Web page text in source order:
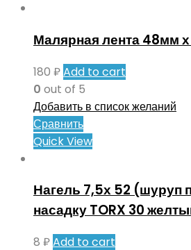
Малярная лента 48мм
180 ₽Add to cart
0 out of 5
Добавить в список желаний
Сравнить
Quick View
Нагель 7,5х 52 (шуруп
насадку TORX 30
8 ₽Add to cart